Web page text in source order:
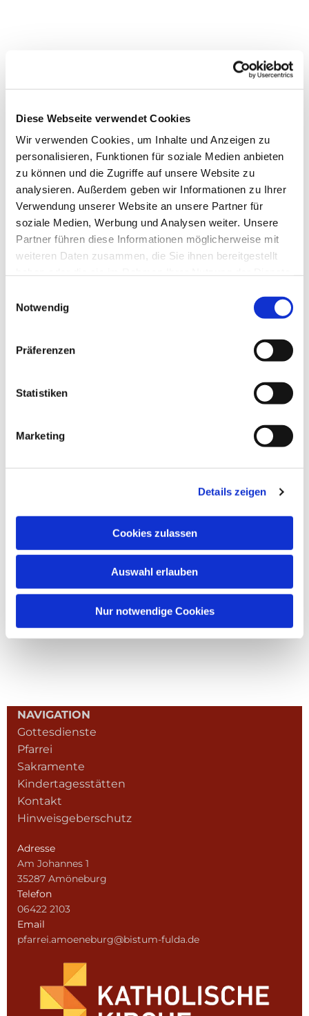
Diese Webseite verwendet Cookies
Wir verwenden Cookies, um Inhalte und Anzeigen zu
personalisieren, Funktionen für soziale Medien anbieten
zu können und die Zugriffe auf unsere Website zu
analysieren. Außerdem geben wir Informationen zu Ihrer
Verwendung unserer Website an unsere Partner für
soziale Medien, Werbung und Analysen weiter. Unsere
Partner führen diese Informationen möglicherweise mit
weiteren Daten zusammen, die Sie ihnen bereitgestellt
Notwendig
Präferenzen
Statistiken
Marketing
Details zeigen
Cookies zulassen
Auswahl erlauben
Nur notwendige Cookies
Dies könnte Sie auch
NAVIGATION
Gottesdienste
Pfarrei
Sakramente
Kindertagesstätten
Kontakt
Hinweisgeberschutz
Adresse
Am Johannes 1
35287 Amöneburg
Telefon
06422 2103
Email
pfarrei.amoeneburg@bistum-fulda.de